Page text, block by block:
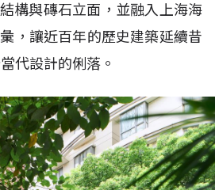
構與磚石立面，並融入上海海
，讓近百年的歷史建築延續昔
代設計的俐落。